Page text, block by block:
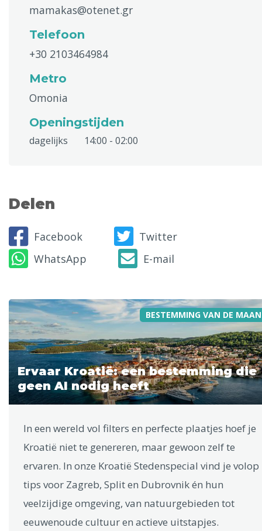
mamakas@otenet.gr
Telefoon
+30 2103464984
Metro
Omonia
Openingstijden
dagelijks 14:00 - 02:00
Delen
Facebook
Twitter
WhatsApp
E-mail
BESTEMMING VAN DE
Ervaar Kroatië: een bestemming die
geen AI nodig heeft
In een wereld vol filters en perfecte plaatjes hoef je
Kroatië niet te genereren, maar gewoon zelf te
ervaren. In onze Kroatië Stedenspecial vind je volop
tips voor Zagreb, Split en Dubrovnik én hun
veelzijdige omgeving, van natuurgebieden tot
eeuwenoude cultuur en actieve uitstapjes.